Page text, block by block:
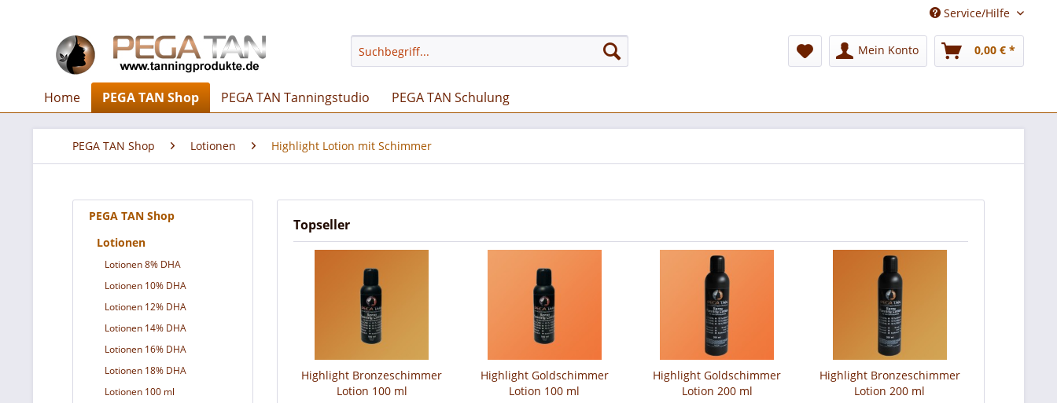
Service/Hilfe
Mein Konto 0,00 € *
Home PEGA TAN Shop PEGA TAN Tanningstudio PEGA TAN Schulung
PEGA TAN Shop Lotionen Highlight Lotion mit Schimmer
PEGA TAN Shop
Lotionen
Lotionen 8% DHA
Lotionen 10% DHA
Lotionen 12% DHA
Lotionen 14% DHA
Lotionen 16% DHA
Lotionen 18% DHA
Lotionen 100 ml
Topseller
Highlight Bronzeschimmer
Lotion 100 ml
Highlight Goldschimmer
Lotion 100 ml
Highlight Goldschimmer
Lotion 200 ml
Highlight Bronzeschimmer
Lotion 200 ml